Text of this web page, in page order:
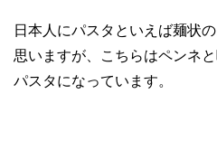
日本人にパスタといえば麺状
思いますが、こちらはペンネ
パスタになっています。